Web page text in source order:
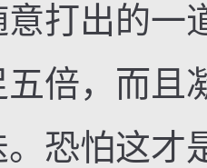
打出的一
倍，而且
恐怕这才